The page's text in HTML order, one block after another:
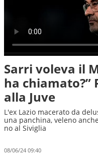
Sarri voleva il
ha chiamato?”
alla Juve
L'ex Lazio macerato da
una panchina, veleno
no al Siviglia
08/06/24 09:40